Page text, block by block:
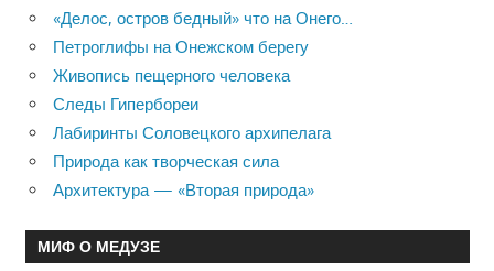
«Делос, остров бедный» что на Онего…
Петроглифы на Онежском берегу
Живопись пещерного человека
Следы Гипербореи
Лабиринты Соловецкого архипелага
Природа как творческая сила
Архитектура — «Вторая природа»
МИФ О МЕДУЗЕ